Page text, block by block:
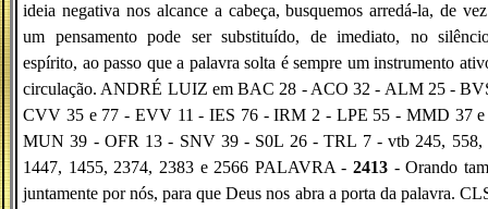
ideia negativa nos alcance a cabeça, busquemos arredá-la, de
um pensamento pode ser substituído, de imediato, no
espírito, ao passo que a palavra solta é sempre um instrumento
circulação. ANDRÉ LUIZ em BAC 28 - ACO 32 - ALM 25 -
CVV 35 e 77 - EVV 11 - IES 76 - IRM 2 - LPE 55 - MMD 37 e
MUN 39 - OFR 13 - SNV 39 - S0L 26 - TRL 7 - vtb 245, 558,
1447, 1455, 2374, 2383 e 2566 PALAVRA -2413 - Orando
juntamente por nós, para que Deus nos abra a porta da palavra.